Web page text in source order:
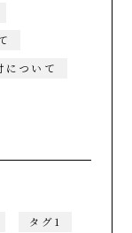
について
タグ1